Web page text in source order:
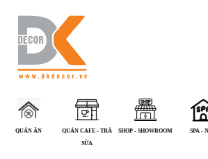
QUÁN CAFE - TRÀ
SHOP - SHOWROOM SPA - NAIL TRIỂN